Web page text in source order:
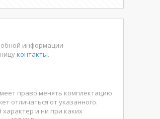
информации
контакты.
право менять комплектацию
отличаться от указанного.
и ни при каких